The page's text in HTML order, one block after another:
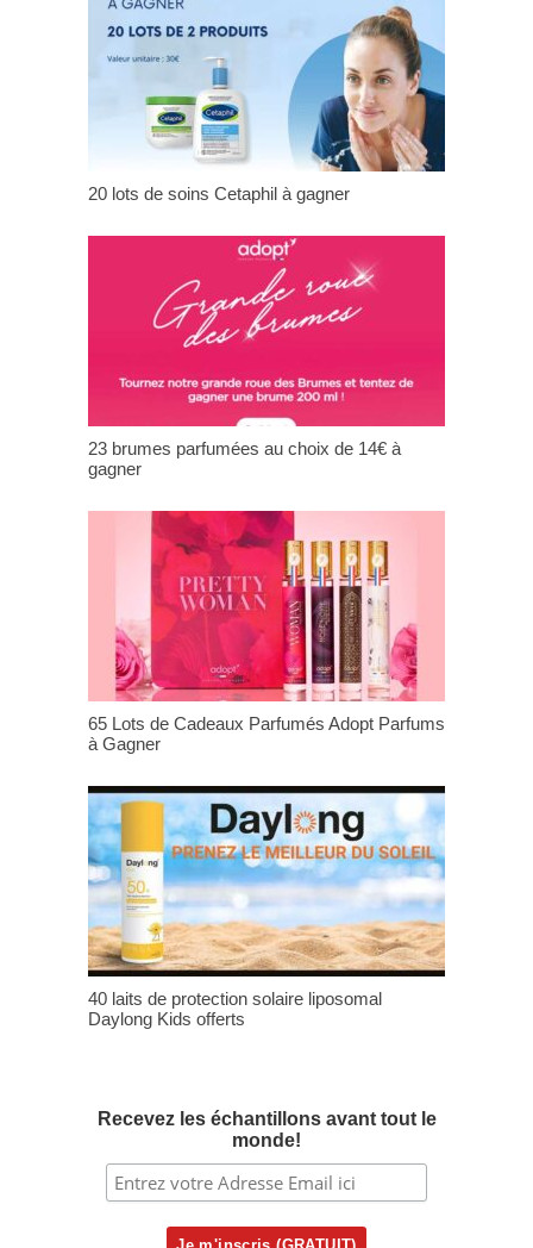
20 lots de soins Cetaphil à gagner
23 brumes parfumées au choix de 14€ à
gagner
65 Lots de Cadeaux Parfumés Adopt Parfums
à Gagner
40 laits de protection solaire liposomal
Daylong Kids offerts
Recevez les échantillons avant tout le
monde!